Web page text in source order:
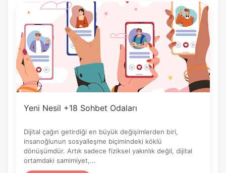
Yeni Nesil +18 Sohbet Odaları
Dijital çağın getirdiği en büyük değişimlerden biri,
insanoğlunun sosyalleşme biçimindeki köklü
dönüşümdür. Artık sadece fiziksel yakınlık değil, dijital
ortamdaki samimiyet,...